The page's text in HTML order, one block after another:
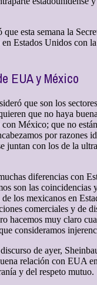
esta semana la
Estados Unidos con
EUA y México
que son los
que no haya
México; que no
por razones
juntan con los de la
diferencias con
son las coincidencias
los mexicanos en
comerciales y de
hacemos muy claro
consideramos
de ayer,
relación con EUA
y del respeto mutuo.